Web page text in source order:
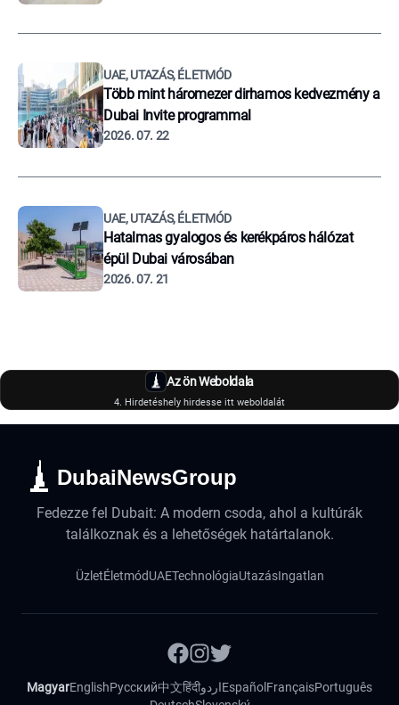
UAE, UTAZÁS, ÉLETMÓD
Több mint háromezer dirhamos kedvezmény a
Dubai Invite programmal
2026. 07. 22
UAE, UTAZÁS, ÉLETMÓD
Hatalmas gyalogos és kerékpáros hálózat
épül Dubai városában
2026. 07. 21
Az ön Weboldala
4. Hirdetéshely hirdesse itt weboldalát
DubaiNewsGroup
Fedezze fel Dubait: A modern csoda, ahol a kultúrák
találkoznak és a lehetőségek határtalanok.
ÜzletÉletmódUAETechnológiaUtazásIngatlan
MagyarEnglishРусский中文हिंदीاردوEspañol FrançaisPortuguês